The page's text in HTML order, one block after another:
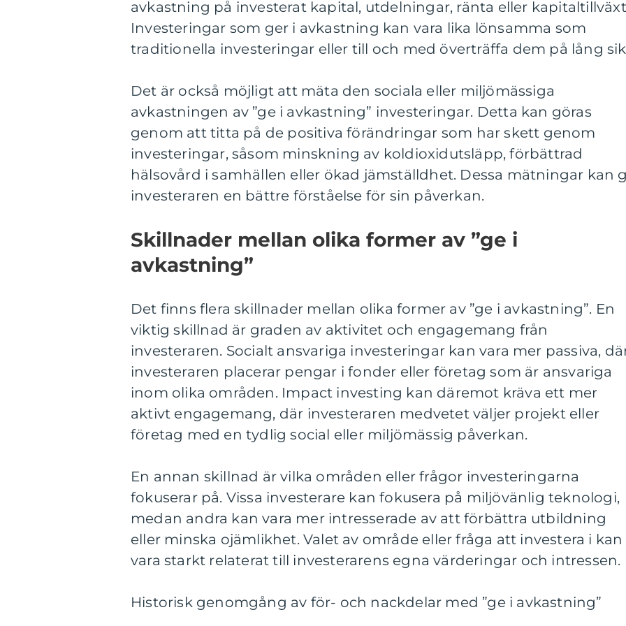
avkastning på investerat kapital, utdelningar, ränta eller
Investeringar som ger i avkastning kan vara lika lönsamma som
traditionella investeringar eller till och med överträffa dem på lång
Det är också möjligt att mäta den sociala eller miljömässiga
avkastningen av ”ge i avkastning” investeringar. Detta kan göras
genom att titta på de positiva förändringar som har skett genom
investeringar, såsom minskning av koldioxidutsläpp, förbättrad
hälsovård i samhällen eller ökad jämställdhet. Dessa mätningar kan
investeraren en bättre förståelse för sin påverkan.
Skillnader mellan olika former av ”ge i
avkastning”
Det finns flera skillnader mellan olika former av ”ge i avkastning”. En
viktig skillnad är graden av aktivitet och engagemang från
investeraren. Socialt ansvariga investeringar kan vara mer passiva,
investeraren placerar pengar i fonder eller företag som är ansvariga
inom olika områden. Impact investing kan däremot kräva ett mer
aktivt engagemang, där investeraren medvetet väljer projekt eller
företag med en tydlig social eller miljömässig påverkan.
En annan skillnad är vilka områden eller frågor investeringarna
fokuserar på. Vissa investerare kan fokusera på miljövänlig teknologi,
medan andra kan vara mer intresserade av att förbättra utbildning
eller minska ojämlikhet. Valet av område eller fråga att investera i kan
vara starkt relaterat till investerarens egna värderingar och intressen.
Historisk genomgång av för- och nackdelar med ”ge i avkastning”